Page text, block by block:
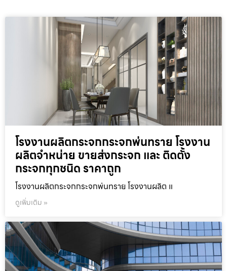
โรงงานผลิตกระจกกระจกพ่นทราย โรงงาน
ผลิตจำหน่าย ขายส่งกระจก และ ติดตั้ง
กระจกทุกชนิด ราคาถูก
โรงงานผลิตกระจกกระจกพ่นทราย โรงงานผลิต แ
ดูเพิ่มเติม »